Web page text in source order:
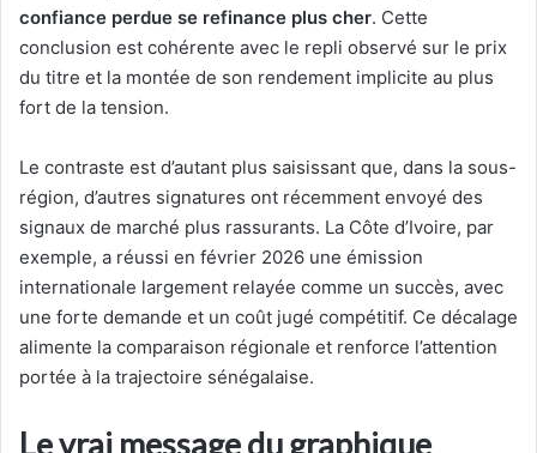
confiance perdue se refinance plus cher. Cette
conclusion est cohérente avec le repli observé sur le prix
du titre et la montée de son rendement implicite au plus
fort de la tension.
Le contraste est d’autant plus saisissant que, dans la sous-
région, d’autres signatures ont récemment envoyé des
signaux de marché plus rassurants. La Côte d’Ivoire, par
exemple, a réussi en février 2026 une émission
internationale largement relayée comme un succès, avec
une forte demande et un coût jugé compétitif. Ce décalage
alimente la comparaison régionale et renforce l’attention
portée à la trajectoire sénégalaise.
Le vrai message du graphique